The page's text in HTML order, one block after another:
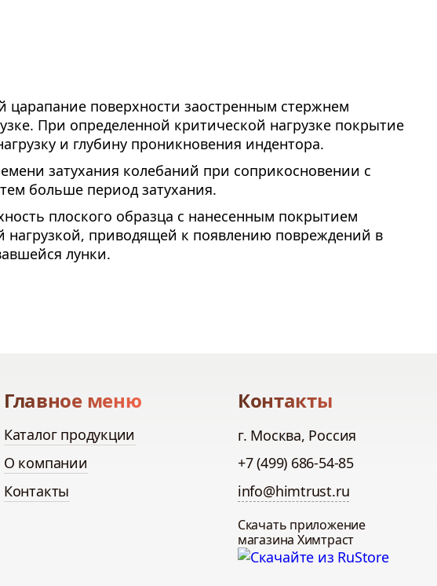
царапание поверхности заостренным стержнем
При определенной критической нагрузке покрытие
и глубину проникновения индентора.
затухания колебаний при соприкосновении с
больше период затухания.
плоского образца с нанесенным покрытием
нагрузкой, приводящей к появлению повреждений в
лунки.
Главное меню
Каталог продукции
О компании
Контакты
Контакты
г. Москва, Россия
+7 (499) 686-54-85
info@himtrust.ru
Скачать приложение
магазина Химтраст